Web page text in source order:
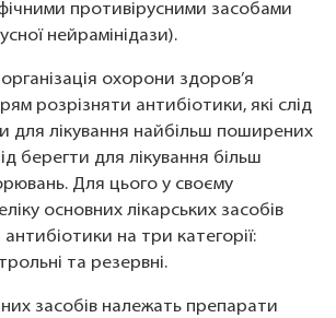
противірусними засобами
нейрамінідази).
охорони здоров’я
розрізняти антибіотики, які слід
для лікування найбільш поширених
берегти для лікування більш
Для цього у своєму
основних лікарських засобів
на три категорії:
та резервні.
засобів належать препарати